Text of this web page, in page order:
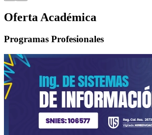
Oferta Académica
Programas Profesionales